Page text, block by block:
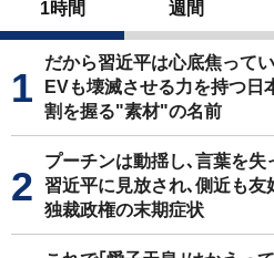
1時間 週間
だから習近平は心底焦って
EVも壊滅させる力を持つ日
割を握る"素材"の名前
プーチンは動揺し､言葉を
習近平に見放され､側近も友
独裁政権の末期症状